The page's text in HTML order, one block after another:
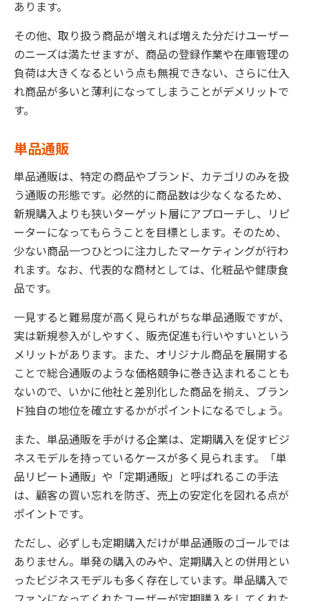
あります。
その他、取り扱う商品が増えれば増えた分だけユーザー
のニーズは満たせますが、商品の登録作業や在庫管理の
負荷は大きくなるという点も無視できない、さらに仕入
れ商品が多いと薄利になってしまうことがデメリットで
す。
単品通販
単品通販は、特定の商品やブランド、カテゴリのみを扱
う通販の形態です。必然的に商品数は少なくなるため、
新規購入よりも狭いターゲット層にアプローチし、リピ
ーターになってもらうことを目標とします。そのため、
少ない商品一つひとつに注力したマーケティングが行わ
れます。なお、代表的な商材としては、化粧品や健康食
品です。
一見すると難易度が高く見られがちな単品通販ですが、
実は新規参入がしやすく、販売促進も行いやすいという
メリットがあります。また、オリジナル商品を展開する
ことで総合通販のような価格競争に巻き込まれることも
ないので、いかに他社と差別化した商品を揃え、ブラン
ド独自の地位を確立するかがポイントになるでしょう。
また、単品通販を手がける企業は、定期購入を促すビジ
ネスモデルを持っているケースが多く見られます。「単
品リピート通販」や「定期通販」と呼ばれるこの手法
は、顧客の買い忘れを防ぎ、売上の安定化を図れる点が
ポイントです。
ただし、必ずしも定期購入だけが単品通販のゴールでは
ありません。単発の購入のみや、定期購入との併用とい
ったビジネスモデルも多く存在しています。単品購入で